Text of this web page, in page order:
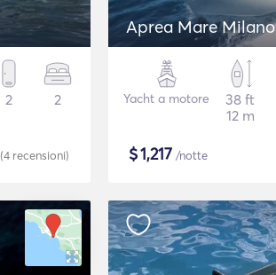
2 2
(4 recensioni)
Aprea Mare Milano
Yacht a motore
38 ft
12 m
$1,217 /notte